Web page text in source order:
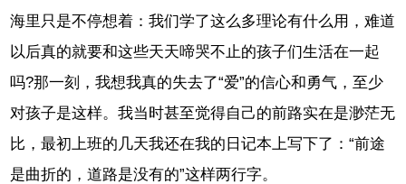
海里只是不停想着：我们学了这么多理论有什么用，难道
以后真的就要和这些天天啼哭不止的孩子们生活在一起
吗?那一刻，我想我真的失去了“爱”的信心和勇气，至少
对孩子是这样。我当时甚至觉得自己的前路实在是渺茫无
比，最初上班的几天我还在我的日记本上写下了：“前途
是曲折的，道路是没有的”这样两行字。